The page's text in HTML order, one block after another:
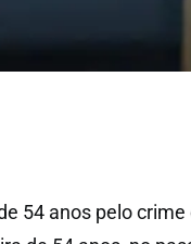
54 anos pelo